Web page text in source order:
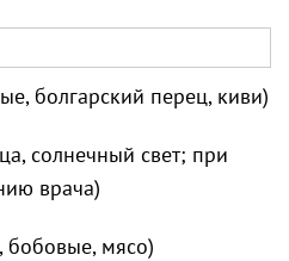
болгарский перец, киви)
солнечный свет; при
врача)
бобовые, мясо)